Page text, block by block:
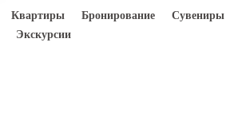
Квартиры Бронирование
Сувениры
Экскурсии